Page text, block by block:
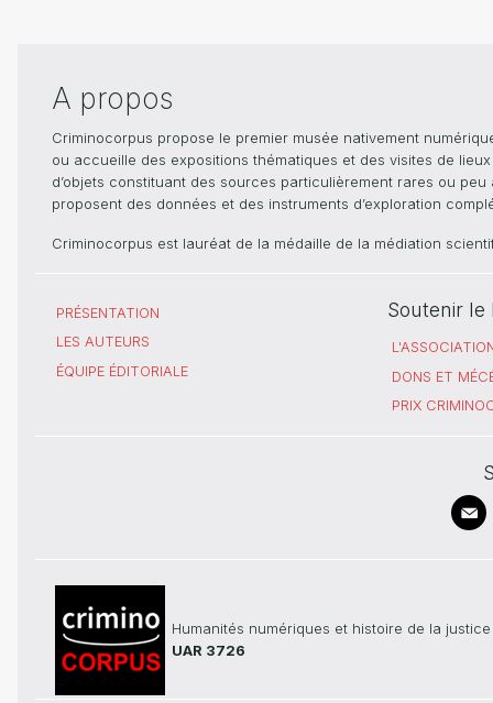
A propos
Criminocorpus propose le premier musée nativement
ou accueille des expositions thématiques et des visites de
d’objets constituant des sources particulièrement rares ou
proposent des données et des instruments d’exploration
Criminocorpus est lauréat de la médaille de la médiation
PRÉSENTATION
LES AUTEURS
ÉQUIPE ÉDITORIALE
Soutenir le
DONS ET
PRIX
Humanités numériques et histoire de la justice
UAR 3726